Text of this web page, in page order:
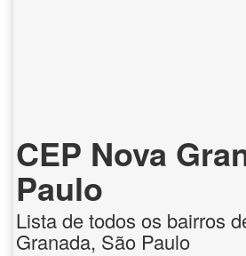
CEP Nova
Paulo
Lista de todos os bairros
Granada, São Paulo